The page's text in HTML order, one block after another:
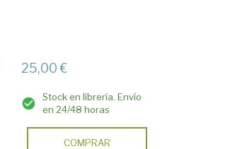
25,00 €
Stock en librería. Envío
en 24/48 horas
COMPRAR